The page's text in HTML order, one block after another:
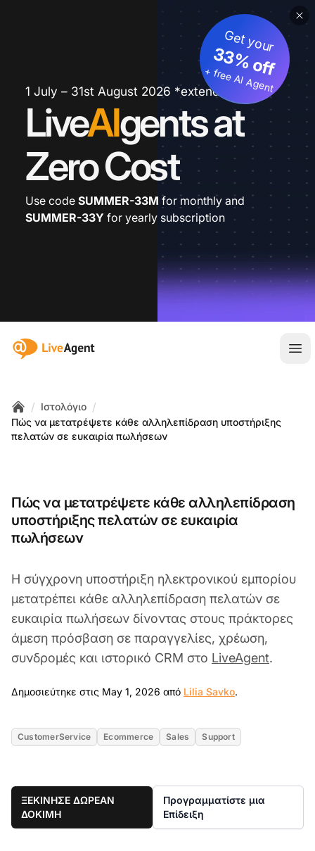
1 July – 31st August 2026 *extended
LiveAIgents at
Zero Cost
Get your
33% off
+ free AI Agent
Use code SUMMER-33M for monthly and
SUMMER-33Y for yearly subscription
:site.title
Home
/ Ιστολόγιο /
Πώς να μετατρέψετε κάθε αλληλεπίδραση υποστήριξης
πελατών σε ευκαιρία πωλήσεων
Πώς να μετατρέψετε κάθε αλληλεπίδραση
υποστήριξης πελατών σε ευκαιρία
πωλήσεων
Η σύγχρονη υποστήριξη ηλεκτρονικού εμπορίου
μετατρέπει κάθε αλληλεπίδραση πελατών σε
ευκαιρία πωλήσεων δίνοντας στους πράκτορες
άμεση πρόσβαση σε παραγγελίες, χρέωση,
συνδρομές και ιστορικό CRM στο LiveAgent.
Δημοσιεύτηκε στις May 1, 2026 από Lilia Savko.
CustomerService Ecommerce Sales Support
ΞΕΚΙΝΗΣΕ ΔΩΡΕΑΝ
ΔΟΚΙΜΗ
Προγραμματίστε μια
Επίδειξη